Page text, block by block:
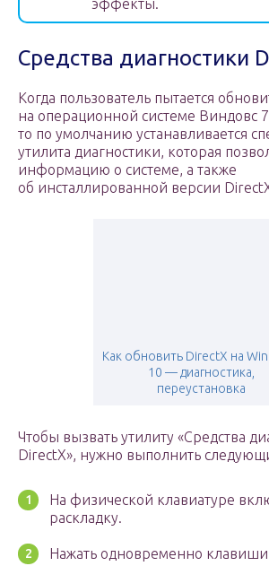
эффекты.
Средства диагностики
Когда пользователь пытается
на операционной системе Виндовс
то по умолчанию устанавливается
утилита диагностики, которая
информацию о системе, а также
об инсталлированной версии
Как обновить DirectX на
10 — диагностика,
переустановка
Чтобы вызвать утилиту «Средства
DirectX», нужно выполнить
На физической клавиатуре
раскладку.
Нажать одновременно клавиши